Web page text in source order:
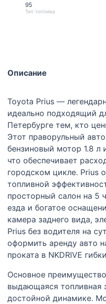
95
Тип топлива
Описание
Toyota Prius —
идеально подходящий
Петербурге тем, кто
Этот праворульный
бензиновый мотор 1.8 л
что обеспечивает
городском цикле. Prius
топливной
просторный салон на 5
езда и богатое
камера заднего вида,
Prius без водителя на
оформить аренду авто
проката в NKDRIVE
Основное
выдающаяся топливная
достойной динамике.